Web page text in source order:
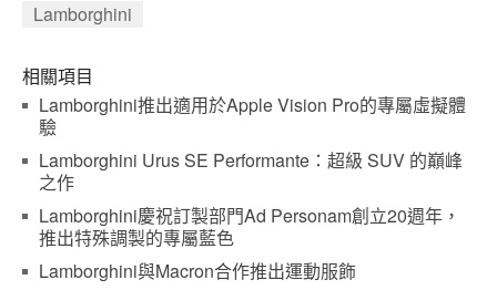
Lamborghini
相關項目
Lamborghini推出適用於Apple Vision Pro的專屬虛擬體
驗
Lamborghini Urus SE Performante：超級 SUV 的巔峰
之作
Lamborghini慶祝訂製部門Ad Personam創立20週年，
推出特殊調製的專屬藍色
Lamborghini與Macron合作推出運動服飾